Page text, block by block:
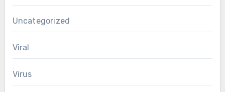
Uncategorized
Viral
Virus